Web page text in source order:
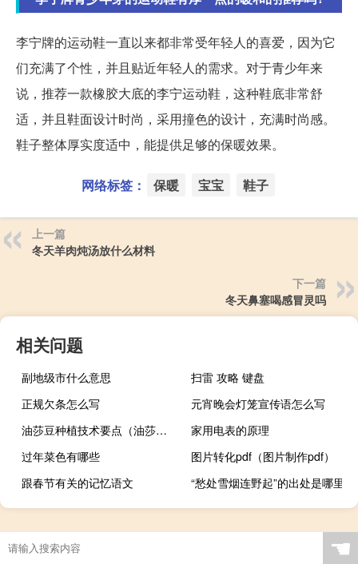
李宁牌的运动鞋一直以来都非常受年轻人的喜爱，因为它
们充满了个性，并且贴近年轻人的需求。对于青少年来
说，推荐一款橡胶大底的李宁运动鞋，这种鞋底非常舒
适，并且鞋面设计时尚，采用撞色的设计，充满时尚感。
鞋子整体厚实度适中，能提供足够的保暖效果。
网络标签： 保暖 宝宝 鞋子
上一篇
冬天羊肉炖汤放什么材料
下一篇
冬天鼻塞喝感冒灵吗
相关问题
副地级市什么意思
扫雷 攻略 键盘
正规欠条怎么写
元宵晚会灯笼宣传语怎么写
油莎豆种植技术要点（油莎豆）
家用电表的原理
过年菜色有哪些
图片转化pdf（图片制作pdf）
跟春节有关的记忆语文
“愁处雪烟连野起”的出处是哪里
☚